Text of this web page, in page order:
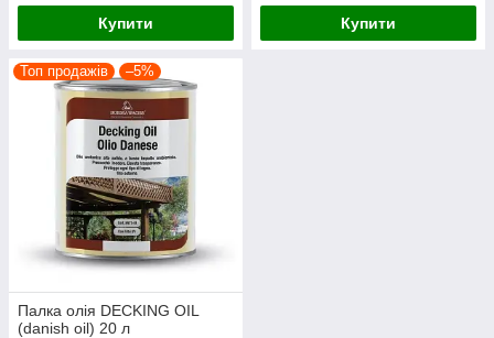
Купити Купити
Топ продажів –5%
Палка олія DECKING OIL
(danish oil) 20 л